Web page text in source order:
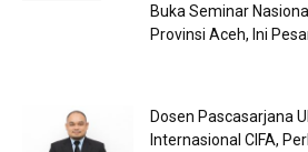
Buka Seminar
Provinsi Aceh, Ini
Dosen Pascasarjana
Internasional CIFA,